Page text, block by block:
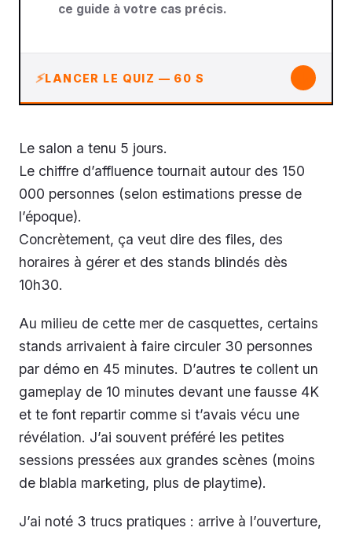
ce guide à votre cas précis.
LANCER LE QUIZ — 60 S
Le salon a tenu 5 jours.
Le chiffre d’affluence tournait autour des 150
000 personnes (selon estimations presse de
l’époque).
Concrètement, ça veut dire des files, des
horaires à gérer et des stands blindés dès
10h30.
Au milieu de cette mer de casquettes, certains
stands arrivaient à faire circuler 30 personnes
par démo en 45 minutes. D’autres te collent un
gameplay de 10 minutes devant une fausse 4K
et te font repartir comme si t’avais vécu une
révélation. J’ai souvent préféré les petites
sessions pressées aux grandes scènes (moins
de blabla marketing, plus de playtime).
J’ai noté 3 trucs pratiques : arrive à l’ouverture,